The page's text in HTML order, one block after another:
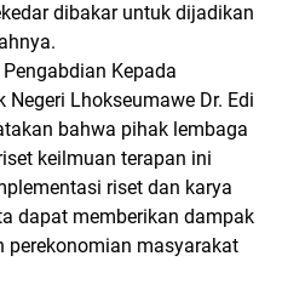
dibakar untuk dijadikan
Kepada
Lhokseumawe Dr. Edi
bahwa pihak lembaga
keilmuan terapan ini
riset dan karya
dapat memberikan dampak
masyarakat